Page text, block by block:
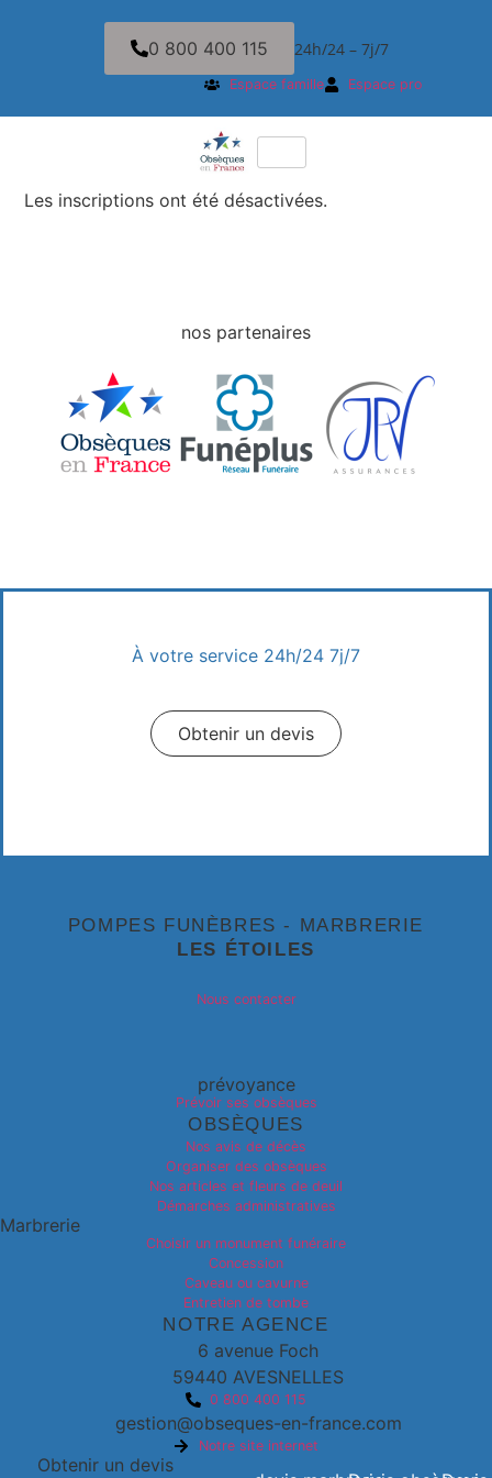
0 800 400 115 24h/24 – 7j/7
Espace famille Espace pro
Les inscriptions ont été désactivées.
nos partenaires
À votre service 24h/24 7j/7
Obtenir un devis
POMPES FUNÈBRES - MARBRERIE
LES ÉTOILES
Nous contacter
prévoyance
Prévoir ses obsèques
OBSÈQUES
Nos avis de décès
Organiser des obsèques
Nos articles et fleurs de deuil
Démarches administratives
Marbrerie
Choisir un monument funéraire
Concession
Caveau ou cavurne
Entretien de tombe
NOTRE AGENCE
6 avenue Foch
59440 AVESNELLES
0 800 400 115
gestion@obseques-en-france.com
Notre site internet
Obtenir un devis